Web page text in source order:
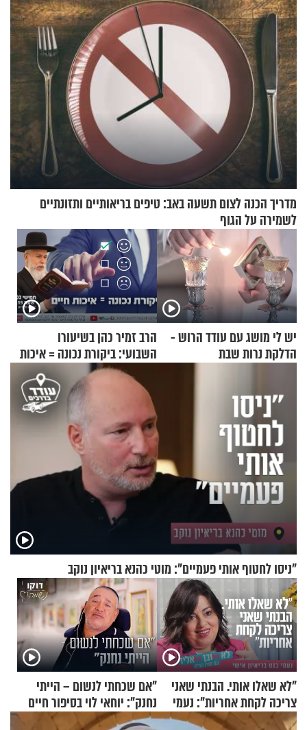
מדריך הכנה לצום תשעה באב: טיפים בריאותיים ותזונתיים
לשמירה על הגוף
יש לי מושג עם עודד הרוש -
הדלקת נרות שבת
הרב זמיר כהן בשיעורו
השבועי: ביקורת נכונה = איכות
"ניסו לחטוף אותי פעמיים": מוטי כהנא בריאיון נוקב
"לא שאלו אותי. הבנתי שאני
צריכה לקחת אחריות": נעמי
בנט בריאיון אישי
"אם שכחתי לנשום – הייתי
נחנק": יוחאי לוי בסיפור חיים
מעורר השראה